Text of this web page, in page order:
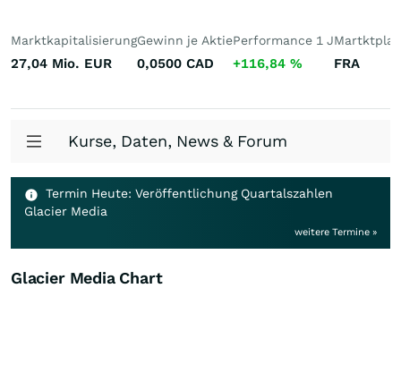
Marktkapitalisierung
27,04 Mio. EUR
Gewinn je Aktie
0,0500 CAD
Performance 1 J
+116,84 % FRA
Kurse, Daten, News & Forum
Termin Heute: Veröffentlichung Quartalszahlen
Glacier Media
weitere Termine »
Glacier Media Chart